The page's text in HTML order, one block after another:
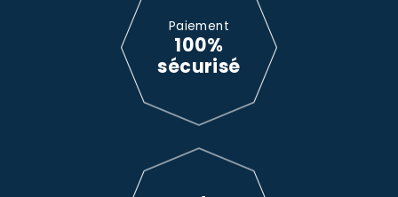
Paiement
100%
sécurisé